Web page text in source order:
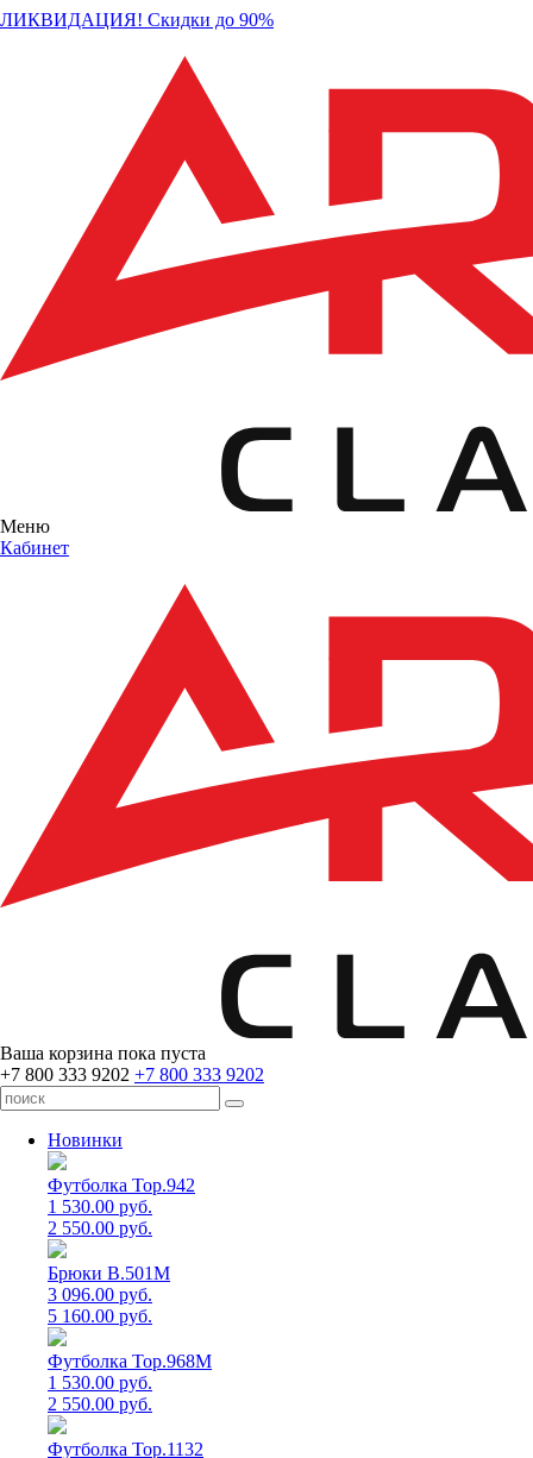
ЛИКВИДАЦИЯ! Скидки до 90%
Меню
Кабинет
Ваша корзина пока пуста
+7 800 333 9202 +7 800 333 9202
Новинки
Футболка Top.942
1 530.00 руб.
2 550.00 руб.
Брюки B.501M
3 096.00 руб.
5 160.00 руб.
Футболка Top.968M
1 530.00 руб.
2 550.00 руб.
Футболка Top.1132